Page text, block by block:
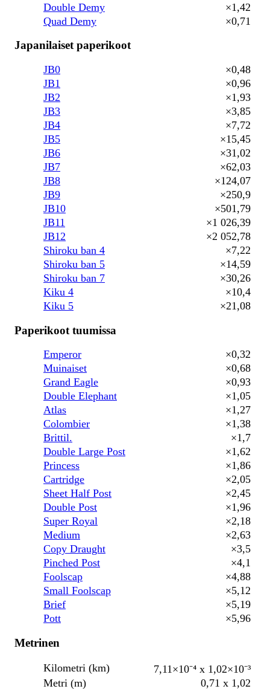
Double Demy
×1,42
Quad Demy
×0,71
Japanilaiset paperikoot
JB0
×0,48
JB1
×0,96
JB2
×1,93
JB3
×3,85
JB4
×7,72
JB5
×15,45
JB6
×31,02
JB7
×62,03
JB8
×124,07
JB9
×250,9
JB10
×501,79
JB11
×1 026,39
JB12
×2 052,78
Shiroku ban 4
×7,22
Shiroku ban 5
×14,59
Shiroku ban 7
×30,26
Kiku 4
×10,4
Kiku 5
×21,08
Paperikoot tuumissa
Emperor
×0,32
Muinaiset
×0,68
Grand Eagle
×0,93
Double Elephant
×1,05
Atlas
×1,27
Colombier
×1,38
Brittil.
×1,7
Double Large Post
×1,62
Princess
×1,86
Cartridge
×2,05
Sheet Half Post
×2,45
Double Post
×1,96
Super Royal
×2,18
Medium
×2,63
Copy Draught
×3,5
Pinched Post
×4,1
Foolscap
×4,88
Small Foolscap
×5,12
Brief
×5,19
Pott
×5,96
Metrinen
Kilometri (km)
7,11×10⁻⁴ x 1,02×10⁻³
Metri (m)
0,71 x 1,02